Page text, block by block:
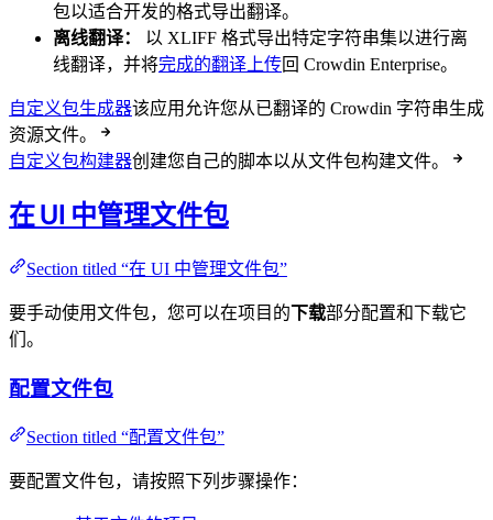
包以适合开发的格式导出翻译。
离线翻译：
以 XLIFF 格式导出特定字符串集以进行离
线翻译，并将完成的翻译上传回 Crowdin Enterprise。
自定义包生成器该应用允许您从已翻译的 Crowdin 字符串生成
资源文件。
自定义包构建器创建您自己的脚本以从文件包构建文件。
在 UI 中管理文件包
Section titled “在 UI 中管理文件包”
要手动使用文件包，您可以在项目的下载部分配置和下载它
们。
配置文件包
Section titled “配置文件包”
要配置文件包，请按照下列步骤操作：